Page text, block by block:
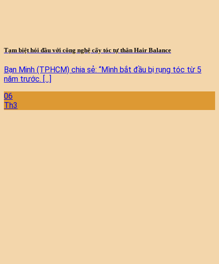
Tạm biệt hói đầu với công nghệ cấy tóc tự thân Hair Balance
Bạn Minh (TP.HCM) chia sẻ: “Mình bắt đầu bị rụng tóc từ 5
năm trước. [...]
06
Th3